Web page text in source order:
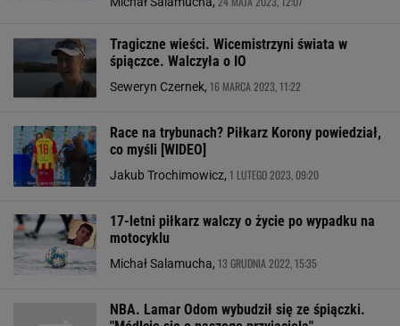
Tragiczne wieści. Wicemistrzyni świata w
śpiączce. Walczyła o IO
Seweryn Czernek, 16 MARCA 2023, 11:22
Race na trybunach? Piłkarz Korony powiedział,
co myśli [WIDEO]
Jakub Trochimowicz, 1 LUTEGO 2023, 09:20
17-letni piłkarz walczy o życie po wypadku na
motocyklu
Michał Salamucha, 13 GRUDNIA 2022, 15:35
NBA. Lamar Odom wybudził się ze śpiączki.